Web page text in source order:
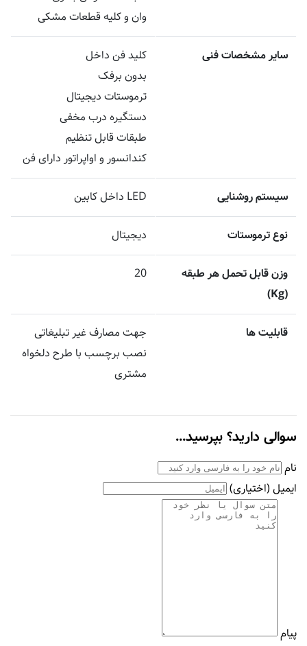
وان و کلیه قطعات مشکی
سایر مشخصات فنی
کلید فن داخل
بدون برفک
ترموستات دیجیتال
دستگیره درب مخفی
طبقات قابل تنظیم
کندانسور و اواپراتور دارای فن
سیستم روشنایی LED داخل کابین
نوع ترموستات دیجیتال
وزن قابل تحمل هر طبقه
(Kg)
20
قابلیت ها
جهت مصارف غیر تبلیغاتی
نصب برچسب با طرح دلخواه
مشتری
سوالی دارید؟ بپرسید...
نام
ایمیل (اختیاری)
پیام